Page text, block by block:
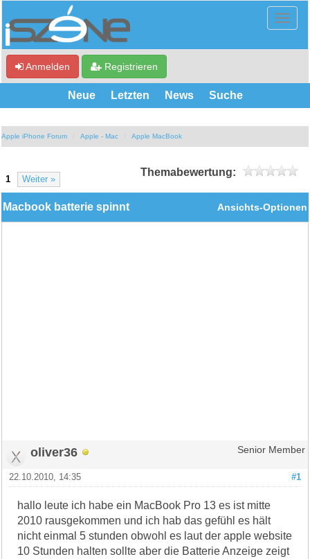
Anmelden Registrieren
Neue Letzten News Suche
Apple iPhone Forum Apple - Mac Apple MacBook
1 Weiter »
Themabewertung:
Ansichts-Optionen
Macbook batterie spinnt
oliver36 Senior Member
#1
22.10.2010, 14:35
hallo leute ich habe ein MacBook Pro 13 es ist mitte
2010 rausgekommen und ich hab das gefühl es hält
nicht einmal 5 stunden obwohl es laut der apple website
10 Stunden halten sollte aber die Batterie Anzeige zeigt